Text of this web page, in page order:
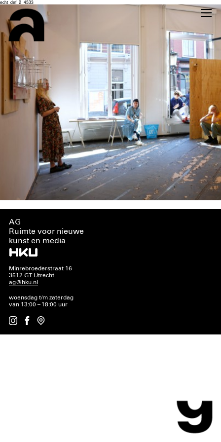
echt_def_2_4533
AG
Ruimte voor nieuwe
kunst en media
Minrebroederstraat 16
3512 GT Utrecht
ag@hku.nl
woensdag t/m zaterdag
van 13:00 – 18:00 uur